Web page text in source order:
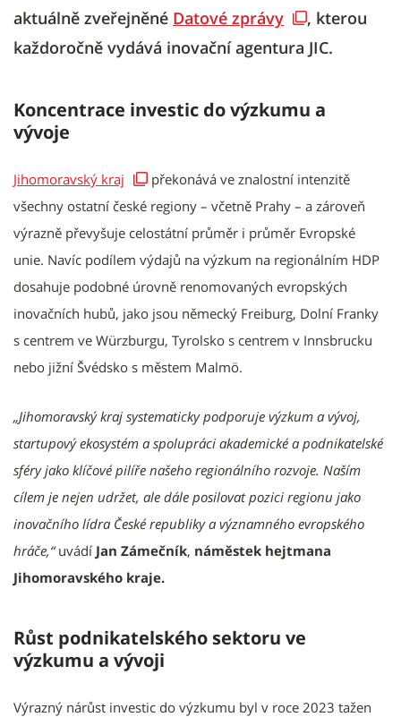
aktuálně zveřejněné Datové zprávy
, kterou
každoročně vydává inovační agentura JIC.
Koncentrace investic do výzkumu a
vývoje
Jihomoravský kraj
překonává ve znalostní intenzitě
všechny ostatní české regiony – včetně Prahy – a zároveň
výrazně převyšuje celostátní průměr i průměr Evropské
unie. Navíc podílem výdajů na výzkum na regionálním HDP
dosahuje podobné úrovně renomovaných evropských
inovačních hubů, jako jsou německý Freiburg, Dolní Franky
s centrem ve Würzburgu, Tyrolsko s centrem v Innsbrucku
nebo jižní Švédsko s městem Malmö.
„Jihomoravský kraj systematicky podporuje výzkum a vývoj,
startupový ekosystém a spolupráci akademické a podnikatelské
sféry jako klíčové pilíře našeho regionálního rozvoje. Naším
cílem je nejen udržet, ale dále posilovat pozici regionu jako
inovačního lídra České republiky a významného evropského
hráče,“uvádí Jan Zámečník, náměstek hejtmana
Jihomoravského kraje.
Růst podnikatelského sektoru ve
výzkumu a vývoji
Výrazný nárůst investic do výzkumu byl v roce 2023 tažen